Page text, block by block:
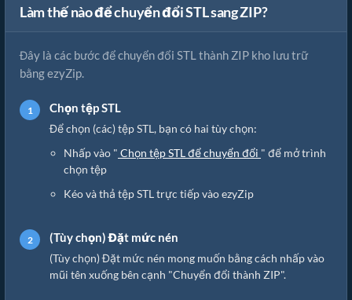
Làm thế nào để chuyển đổi STL sang ZIP?
Đây là các bước để chuyển đổi STL thành ZIP kho lưu trữ
bằng ezyZip.
Chọn tệp STL
Để chọn (các) tệp STL, bạn có hai tùy chọn:
Nhấp vào " Chọn tệp STL để chuyển đổi " để mở trình
chọn tệp
Kéo và thả tệp STL trực tiếp vào ezyZip
(Tùy chọn) Đặt mức nén
(Tùy chọn) Đặt mức nén mong muốn bằng cách nhấp vào
mũi tên xuống bên cạnh "Chuyển đổi thành ZIP".